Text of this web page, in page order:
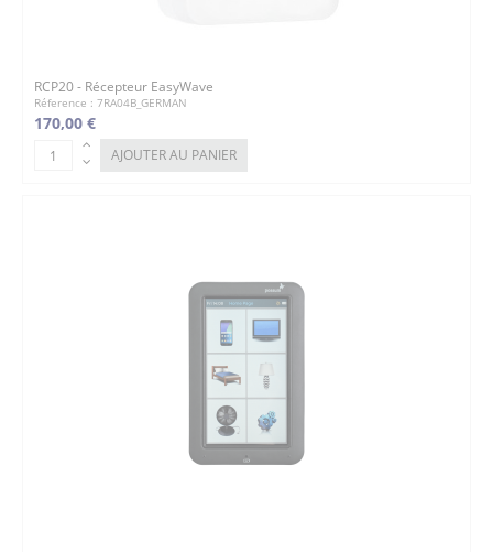
RCP20 - Récepteur EasyWave
Réference : 7RA04B_GERMAN
170,00 €
AJOUTER AU PANIER